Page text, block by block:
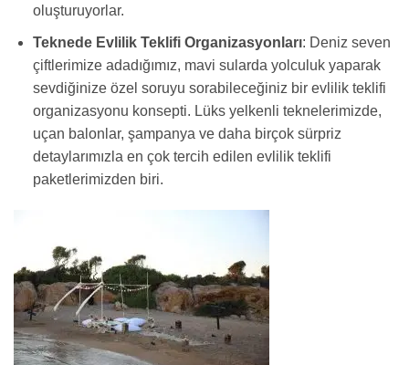
oluşturuyorlar.
Teknede Evlilik Teklifi Organizasyonları: Deniz seven
çiftlerimize adadığımız, mavi sularda yolculuk yaparak
sevdiğinize özel soruyu sorabileceğiniz bir evlilik teklifi
organizasyonu konsepti. Lüks yelkenli teknelerimizde,
uçan balonlar, şampanya ve daha birçok sürpriz
detaylarımızla en çok tercih edilen evlilik teklifi
paketlerimizden biri.